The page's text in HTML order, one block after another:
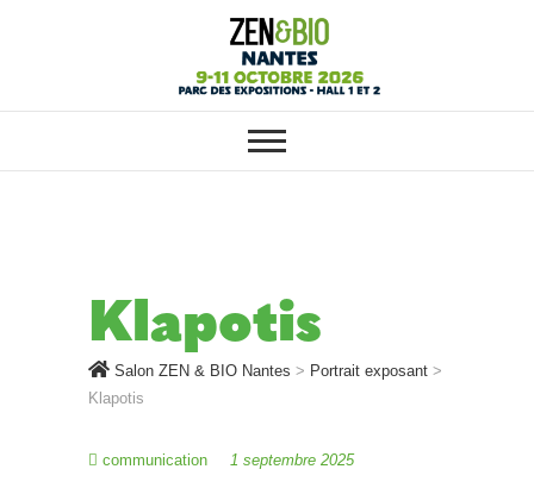
Salon ZEN & BIO
Nantes
SALON ZEN & BIO NANTES :
VOTRE SALON BIO, BIEN-ÊTRE
ET HABITAT SAIN
Klapotis
Salon ZEN & BIO Nantes > Portrait exposant >
Klapotis
communication 1 septembre 2025